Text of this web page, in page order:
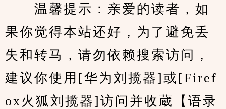
温馨提示：亲爱的读者，如
果你觉得本站还好，为了避免丢
失和转马，请勿依赖搜索访问，
建议你使用[华为刘揽器]或[Firef
ox火狐刘揽器]访问并收蔵【语录